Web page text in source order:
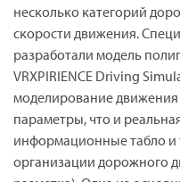
несколько категорий
скорости движения.
разработали модель
VRXPIRIENCE Driving
моделирование
параметры, что и
информационные табло и
организации дорожного